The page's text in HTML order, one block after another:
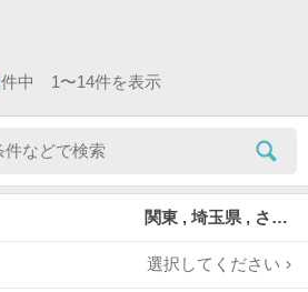
件中 1〜14件を表示
関東 , 埼玉県 , さいたま市
選択してください